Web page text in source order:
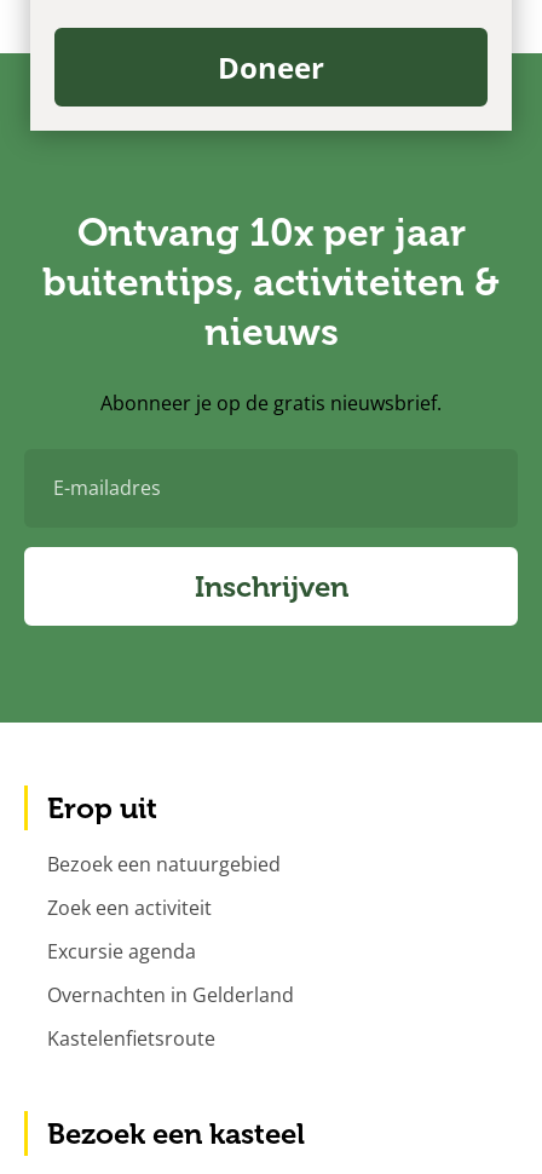
Doneer
Ontvang 10x per jaar
buitentips, activiteiten &
nieuws
Abonneer je op de gratis nieuwsbrief.
mailadres
Inschrijven
Erop uit
Bezoek een natuurgebied
Zoek een activiteit
Excursie agenda
Overnachten in Gelderland
Kastelenfietsroute
Bezoek een kasteel